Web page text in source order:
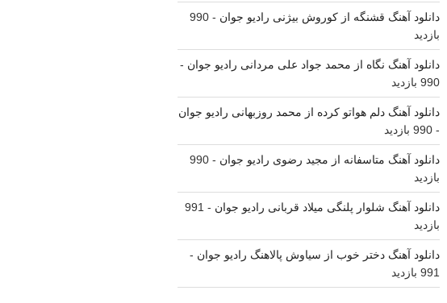
دانلود آهنگ قشنگه از کوروش بیژنی رادیو جوان
- 990
بازدید
دانلود آهنگ نگاه از محمد جواد علی مردانی رادیو جوان -
990 بازدید
دانلود آهنگ دلم هواتو کرده از محمد روزبهانی رادیو جوان
- 990 بازدید
دانلود آهنگ متاسفانه از مجید رضوی رادیو جوان
- 990
بازدید
دانلود آهنگ شلوار پلنگی میلاد قربانی رادیو جوان
- 991
بازدید
دانلود آهنگ دختر خوب از سیاوش پالاهنگ رادیو جوان -
991 بازدید